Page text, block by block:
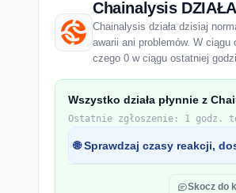
Chainalysis
Chainalysis działa dzisiaj
awarii ani problemów. W ciągu
czego 0 w ciągu ostatniej
Wszystko działa płynnie z
Ostatnie zgłoszenie: 1 godz.
🌐 Sprawdzaj czasy reakcji,
Skocz do